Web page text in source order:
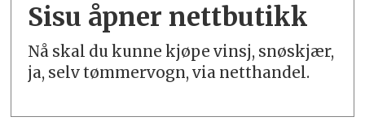
Sisu åpner nettbutikk
Nå skal du kunne kjøpe vinsj, snøskjær,
ja, selv tømmervogn, via netthandel.